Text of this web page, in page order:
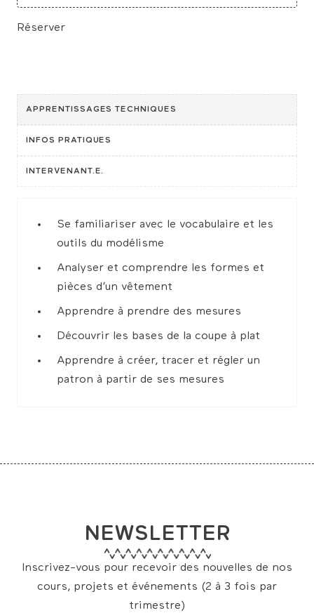
n’est
disponible
n’est
n’est
n’est
n’est
n’est
n’est
Réserver
APPRENTISSAGES TECHNIQUES
INFOS PRATIQUES
INTERVENANT.E.
Se familiariser avec le vocabulaire et les
outils du modélisme
Analyser et comprendre les formes et
pièces d’un vêtement
Apprendre à prendre des mesures
Découvrir les bases de la coupe à plat
Apprendre à créer, tracer et régler un
patron à partir de ses mesures
NEWSLETTER
Inscrivez-vous pour recevoir des nouvelles de nos
cours, projets et événements (2 à 3 fois par
trimestre)